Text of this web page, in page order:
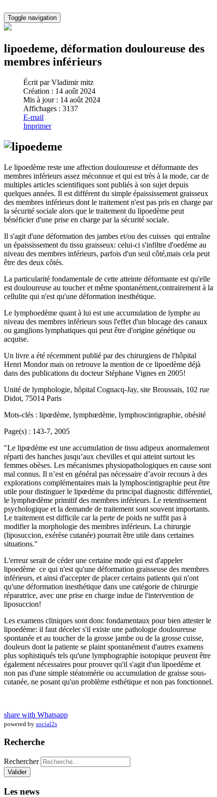
Toggle navigation
lipoedeme, déformation douloureuse des
membres inférieurs
Écrit parVladimir mitz
Création : 14 août 2024
Mis à jour : 14 août 2024
Affichages : 3137
E-mail
Imprimer
Le lipoedème reste une affection douloureuse et déformante des
membres inférieurs assez méconnue et qui est très à la mode, car de
multiples articles scientifiques sont publiés à son sujet depuis
quelques années. Il est différent du simple épaississement graisseux
des membres inférieurs dont le traitement n'est pas pris en charge par
la sécurité sociale alors que le traitement du lipoedème peut
bénéficier d'une prise en charge par la sécurité sociale.
Il s'agit d'une déformation des jambes et/ou des cuisses qui entraîne
un épaississement du tissu graisseux: celui-ci s'infiltre d'oedème au
niveau des membres inférieurs, parfois d'un seul côté,mais cela peut
être des deux côtés.
La particularité fondamentale de cette atteinte déformante est qu'elle
est douloureuse au toucher et même spontanément,contrairement à la
cellulite qui n'est qu'une déformation inesthétique.
Le lymphoedème quant à lui est une accumulation de lymphe au
niveau des membres inférieurs sous l'effet d'un blocage des canaux
ou ganglions lymphatiques qui peut être d'origine génétique ou
acquise.
Un livre a été récemment publié par des chirurgiens de l'hôpital
Henri Mondor mais on retrouve la mention de ce lipoedème déjà
dans des publications du docteur Stéphane Vignes en 2005!
Unité de lymphologie, hôpital Cognacq-Jay, site Broussais, 102 rue
Didot, 75014 Paris
Mots-clés : lipœdème, lymphœdème, lymphoscintigraphie, obésité
Page(s) : 143-7, 2005
"Le lipœdème est une accumulation de tissu adipeux anormalement
réparti des hanches jusqu’aux chevilles et qui atteint surtout les
femmes obèses. Les mécanismes physiopathologiques en cause sont
mal connus. Il n’est en général pas nécessaire d’avoir recours à des
explorations complémentaires mais la lymphoscintigraphie peut être
utile pour distinguer le lipœdème du principal diagnostic différentiel,
le lymphœdème primitif des membres inférieurs. Le retentissement
psychologique et la demande de traitement sont souvent importants.
Le traitement est difficile car la perte de poids ne suffit pas à
modifier la morphologie des membres inférieurs. La chirurgie
(liposuccion, exérèse cutanée) pourrait être utile dans certaines
situations."
L'erreur serait de céder une certaine mode qui est d'appeler
lipoedème ce qui n'est qu'une déformation graisseuse des membres
inférieurs, et ainsi d'accepter de placer certains patients qui n'ont
qu'une déformation inesthétique dans une catégorie de chirurgie
réparatrice, avec une prise en charge indue de l'intervention de
liposuccion!
Les examens cliniques sont donc fondamentaux pour bien attester le
lipoedème: il faut déceler s'il existe une pathologie douloureuse
spontanée et au toucher de la grosse jambe ou de la grosse cuisse,
douleurs dont la patiente se plaint spontanément d'autres examens
plus sophistiqués tels qu'une lymphographie isotopique peuvent être
également nécessaires pour prouver qu'il s'agit d'un lipoedème et
non pas d'une simple stéatomérie ou accumulation de graisse sous-
cutanée, ne posant qu'un problème esthétique et non pas fonctionnel.
share with Whatsapp
powered by social2s
Recherche
Rechercher
Valider
Les news